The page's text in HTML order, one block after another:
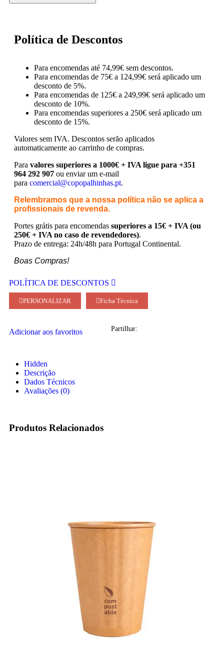
Política de Descontos
Para encomendas até 74,99€ sem descontos.
Para encomendas de 75€ a 124,99€ será aplicado um
desconto de 5%.
Para encomendas de 125€ a 249,99€ será aplicado um
desconto de 10%.
Para encomendas superiores a 250€ será aplicado um
desconto de 15%.
Valores sem IVA. Descontos serão aplicados
automaticamente ao carrinho de compras.
Para valores superiores a 1000€ + IVA ligue para +351
964 292 907 ou enviar um e-mail
para comercial@copopalhinhas.pt.
Relembramos que a nossa política não se aplica a
profissionais de revenda.
Portes grátis para encomendas superiores a 15€ + IVA (ou
250€ + IVA no caso de revendedores).
Prazo de entrega: 24h/48h para Portugal Continental.
Boas Compras!
POLÍTICA DE DESCONTOS
PERSONALIZAR Ficha Técnica
Adicionar aos favoritos Partilhar:
Hidden
Descrição
Dados Técnicos
Avaliações (0)
Produtos Relacionados